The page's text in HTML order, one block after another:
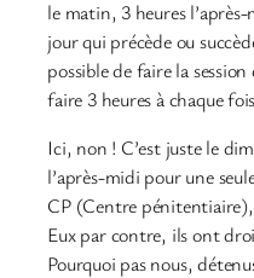
le matin, 3 heures
jour qui précède ou
possible de faire la
faire 3 heures à chaque
Ici, non ! C’est juste le
l’après-midi pour une
CP (Centre
Eux par contre, ils ont
Pourquoi pas nous,